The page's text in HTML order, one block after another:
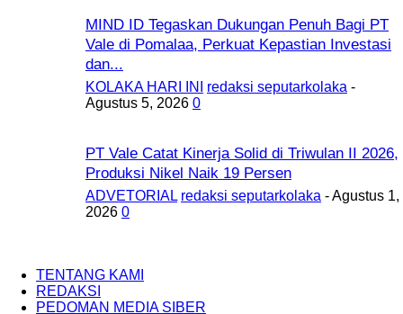
MIND ID Tegaskan Dukungan Penuh Bagi PT
Vale di Pomalaa, Perkuat Kepastian Investasi
dan...
KOLAKA HARI INI redaksi seputarkolaka -
Agustus 5, 2026 0
PT Vale Catat Kinerja Solid di Triwulan II 2026,
Produksi Nikel Naik 19 Persen
ADVETORIAL redaksi seputarkolaka -Agustus 1,
2026 0
TENTANG KAMI
REDAKSI
PEDOMAN MEDIA SIBER